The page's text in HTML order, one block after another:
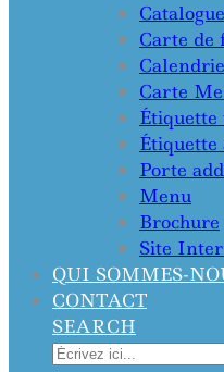
Carte de
Carte
Étiquette
Porte
Menu
Brochure
Site
QUI SOMMES-
CONTACT
SEARCH